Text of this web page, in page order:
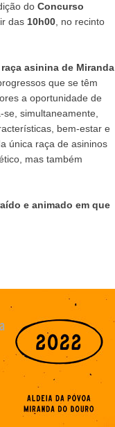
do Concurso
das 10h00 , no recinto
asinina de Miranda
que se têm
a oportunidade de
simultaneamente,
bem-estar e
única raça de asininos
mas também
e animado em que